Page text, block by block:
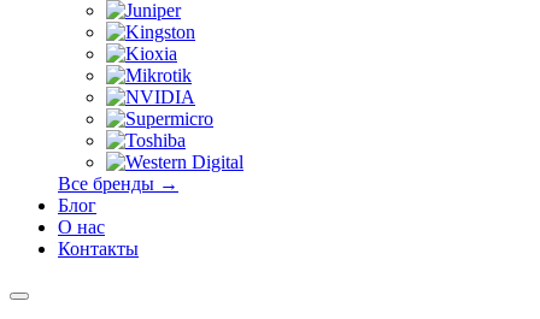
Все бренды →
Блог
О нас
Контакты